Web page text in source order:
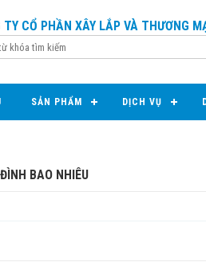
TY CỔ PHẦN XÂY LẮP VÀ THƯƠNG
SẢN PHẨM DỊCH VỤ
BAO NHIÊU